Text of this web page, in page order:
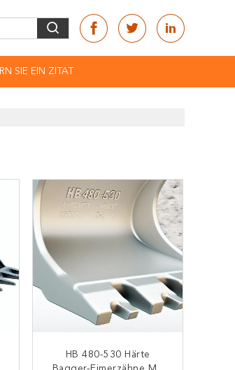
SIE EIN ZITAT
HB 480-530 Härte